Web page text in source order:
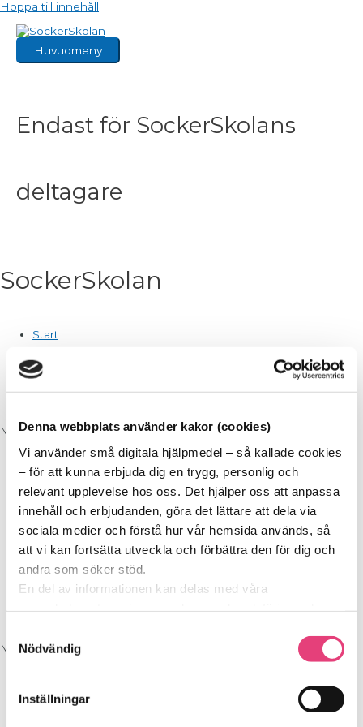
Denna webbplats använder kakor (cookies)
Vi använder små digitala hjälpmedel – så kallade cookies
– för att kunna erbjuda dig en trygg, personlig och
relevant upplevelse hos oss. Det hjälper oss att anpassa
innehåll och erbjudanden, göra det lättare att dela via
sociala medier och förstå hur vår hemsida används, så
att vi kan fortsätta utveckla och förbättra den för dig och
andra som söker stöd.
En del av informationen kan delas med våra
med annan information du delat med dem tidigare, eller
Vi berättar detta för att du ska kunna känna dig trygg –
för det är grunden i allt vi gör på SockerSkolan.
Nödvändig
Inställningar
Hoppa till innehåll
Huvudmeny
Endast för SockerSkolans
deltagare
SockerSkolan
Start
ENDAST FÖR SOCKERSKOLANS
DELTAGARE
Meny
Start
ENDAST FÖR SOCKERSKOLANS
DELTAGARE
Start
ENDAST FÖR SOCKERSKOLANS
DELTAGARE
Meny
ENDAST FÖR SOCKERSKOLANS